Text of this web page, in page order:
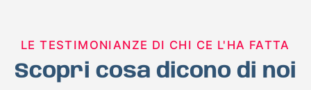
LE TESTIMONIANZE DI CHI CE L'HA FATTA
Scopri cosa dicono di noi